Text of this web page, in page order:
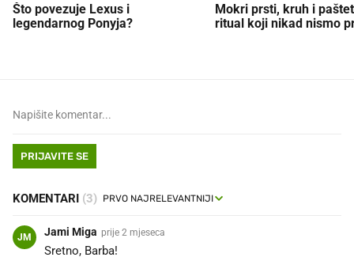
Što povezuje Lexus i
legendarnog Ponyja?
Mokri prsti, kruh i
ritual koji nikad nismo
PRIJAVITE SE
KOMENTARI (3)
JM Jami Miga prije 2 mjeseca
Sretno, Barba!